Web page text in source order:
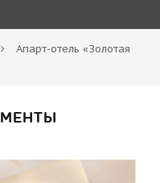
Апарт-отель «Золотая